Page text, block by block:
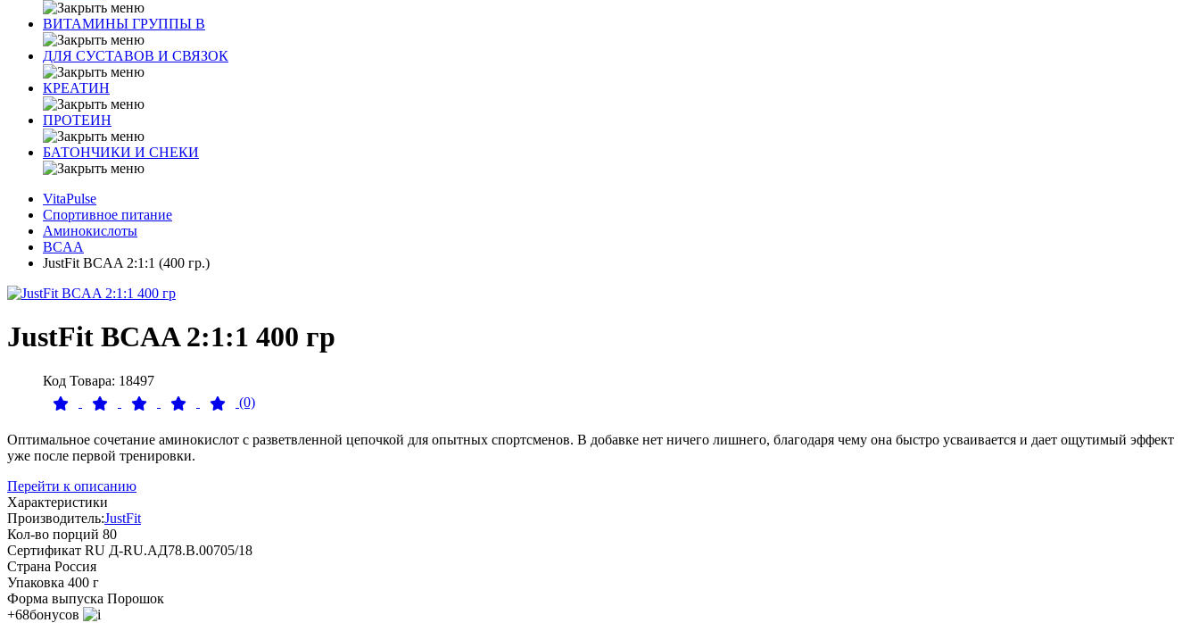
ВИТАМИНЫ ГРУППЫ В
ДЛЯ СУСТАВОВ И СВЯЗОК
КРЕАТИН
ПРОТЕИН
БАТОНЧИКИ И СНЕКИ
VitaPulse
Спортивное питание
Аминокислоты
BCAA
JustFit BCAA 2:1:1 (400 гр.)
JustFit BCAA 2:1:1 400 гр
Код Товара: 18497
(0)
Оптимальное сочетание аминокислот с разветвленной цепочкой для опытных спортсменов. В добавке нет ничего лишнего, благодаря чему она быстро усваивается и дает ощутимый эффект
уже после первой тренировки.
Перейти к описанию
Характеристики
Производитель:JustFit
Кол-во порций 80
Сертификат RU Д-RU.АД78.B.00705/18
Страна Россия
Упаковка 400 г
Форма выпуска Порошок
+68бонусов